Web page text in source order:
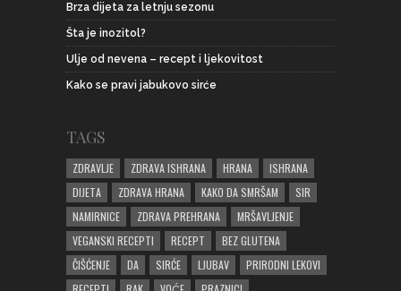
Brza dijeta za letnju sezonu
Šta je inozitol?
Ulje od nevena – recept i ljekovitost
Kako se pravi jabukovo sirće
TAGS
ZDRAVLJE ZDRAVA ISHRANA HRANA
ISHRANA
DIJETA
ZDRAVA HRANA KAKO DA SMRŠAM
SIR
NAMIRNICE
ZDRAVA PREHRANA
MRŠAVLJENJE
VEGANSKI RECEPTI
RECEPT
BEZ GLUTENA
ČIŠĆENJE
DA SIRĆE LJUBAV
PRIRODNI LEKOVI